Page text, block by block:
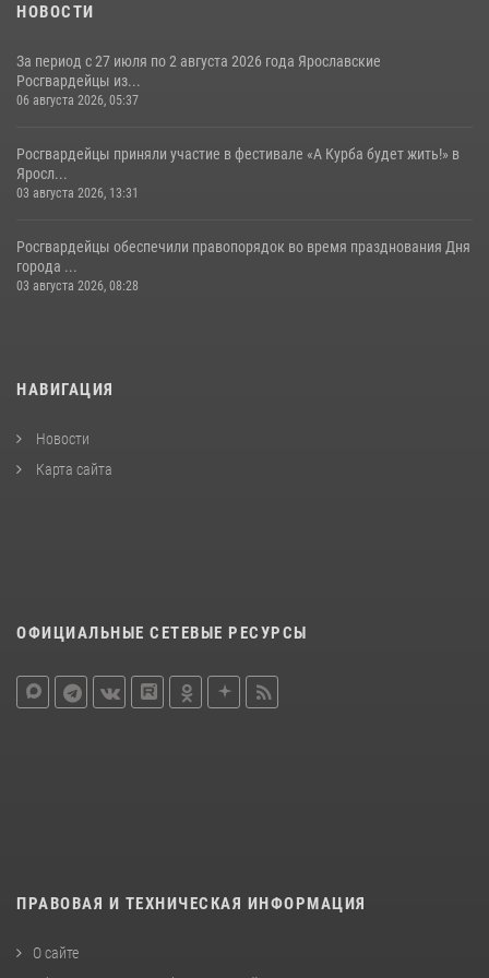
НОВОСТИ
За период с 27 июля по 2 августа 2026 года Ярославские
Росгвардейцы из...
06 августа 2026, 05:37
Росгвардейцы приняли участие в фестивале «А Курба будет жить!» в
Яросл...
03 августа 2026, 13:31
Росгвардейцы обеспечили правопорядок во время празднования Дня
города ...
03 августа 2026, 08:28
НАВИГАЦИЯ
Новости
Карта сайта
ОФИЦИАЛЬНЫЕ СЕТЕВЫЕ РЕСУРСЫ
ПРАВОВАЯ И ТЕХНИЧЕСКАЯ ИНФОРМАЦИЯ
О сайте